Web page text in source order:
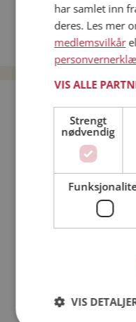
Kvinner fra Vågan
Date kvinner i Norge
Date menn i Norge
Bli
Jeg er en:
Min alder:
har samlet inn
deres. Les mer
medlemsvilkår
VIS ALLE
Strengt
nødvendig
VIS